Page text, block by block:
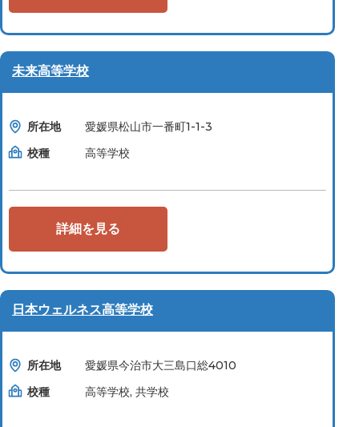
未来高等学校
所在地
愛媛県松山市一番町1-1-3
校種
高等学校
詳細を見る
日本ウェルネス高等学校
所在地
愛媛県今治市大三島口総4010
校種
高等学校, 共学校